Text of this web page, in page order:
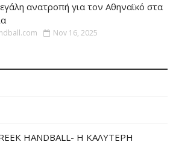
ανατροπή για τον Αθηναϊκό στα
Nov 16, 2025
HANDBALL- H ΚΑΛΥΤΕΡΗ